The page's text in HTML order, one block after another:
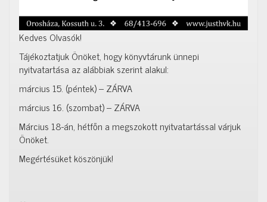
Kedves Olvasók!
Tájékoztatjuk Önöket, hogy könyvtárunk ünnepi
nyitvatartása az alábbiak szerint alakul:
március 15. (péntek) – ZÁRVA
március 16. (szombat) – ZÁRVA
Március 18-án, hétfőn a megszokott nyitvatartással várjuk
Önöket.
Megértésüket köszönjük!